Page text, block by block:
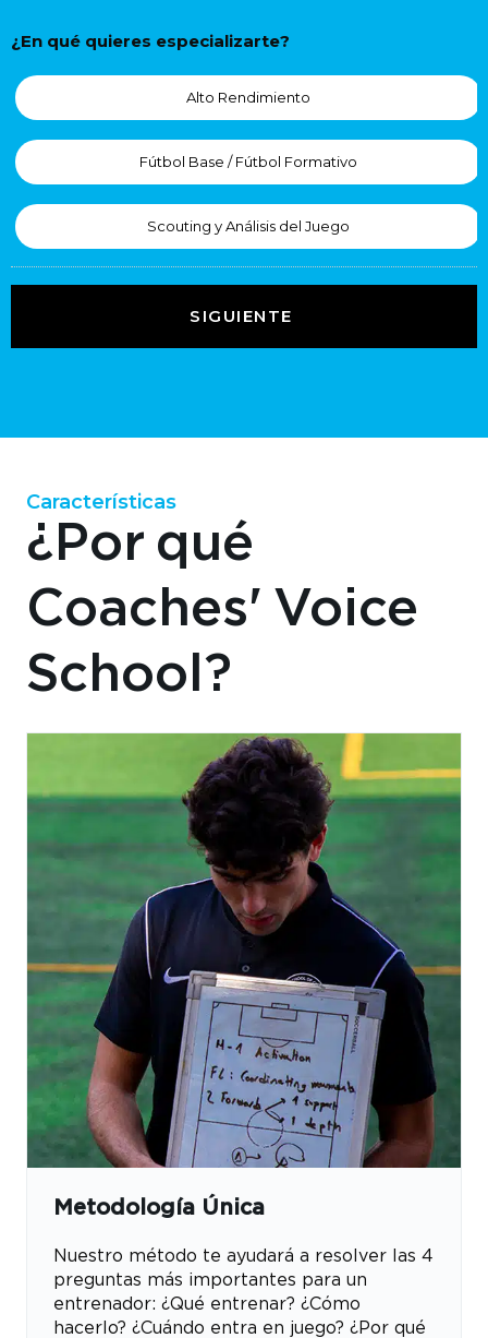
¿En qué quieres especializarte?
Alto Rendimiento
Fútbol Base / Fútbol Formativo
Scouting y Análisis del Juego
Características
¿Por qué
Coaches' Voice
School?
Metodología Única
Nuestro método te ayudará a resolver las 4
preguntas más importantes para un
entrenador: ¿Qué entrenar? ¿Cómo
hacerlo? ¿Cuándo entra en juego? ¿Por qué